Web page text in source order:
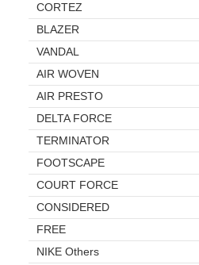
CORTEZ
BLAZER
VANDAL
AIR WOVEN
AIR PRESTO
DELTA FORCE
TERMINATOR
FOOTSCAPE
COURT FORCE
CONSIDERED
FREE
NIKE Others